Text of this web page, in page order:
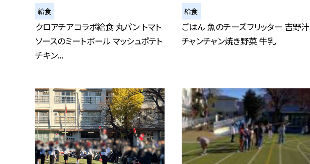
給食
クロアチアコラボ給食 丸パン トマト
ソースのミートボール マッシュポテト
チキン...
給食
ごはん 魚のチーズフリッター 吉野汁
チャンチャン焼き野菜 牛乳